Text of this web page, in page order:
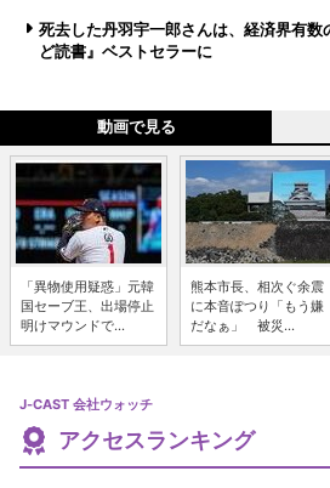
死去した丹羽宇一郎さんは、経済界有
ど読書』ベストセラーに
動画で見る
「異物使用疑惑」元韓
国セーブ王、出場停止
明けマウンドで...
熊本市長、相次ぐ余震
に本音ぽつり「もう嫌
だなぁ」 被災...
J-CAST 会社ウォッチ
アクセスランキング